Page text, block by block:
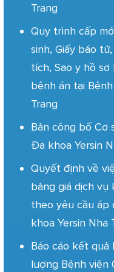
Trang
Quy trình cấp
sinh, Giấy báo
tích, Sao y hồ
bệnh án tại
Trang
Bản công bố Cơ
Đa khoa Yersin
Quyết định về
bảng giá dịch vụ
theo yêu cầu áp
khoa Yersin Nha
Báo cáo kết quả
lượng Bệnh